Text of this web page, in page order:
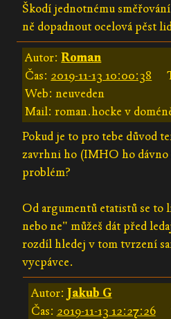
Škodí jednotnému
ně dopadnout ocelová pěst
Autor:Roman
Čas: 2019-11-13 10:00:38
Web: neuveden
Mail: roman.hocke v
Pokud je to pro tebe důvod
zavrhni ho (IMHO ho dávno
problém?
Od argumentů etatistů se
nebo ne" můžeš dát před
rozdíl hledej v tom tvrzení
vycpávce.
Autor: Jakub G
Čas: 2019-11-13 12:27:26